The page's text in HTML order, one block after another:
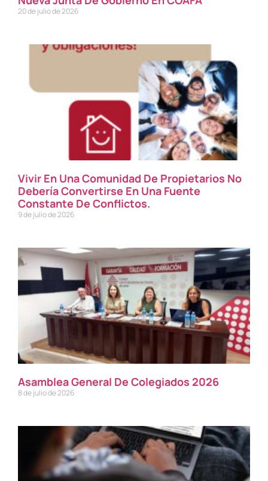
20 de julio de 2026
Vivir En Una Comunidad De Propietarios No
Debería Convertirse En Una Fuente
Constante De Conflictos.
9 de julio de 2026
Asamblea General De Colegiados 2026
8 de julio de 2026